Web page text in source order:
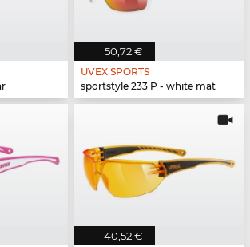
50,72 €
UVEX SPORTS
sportstyle 233 P - white mat
40,52 €